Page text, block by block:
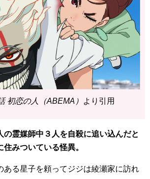
初恋の人（ABEMA） より引用
霊媒師中３人を自殺に追い込んだと
みついている怪異。
る星子を頼ってジジは綾瀬家に訪れ